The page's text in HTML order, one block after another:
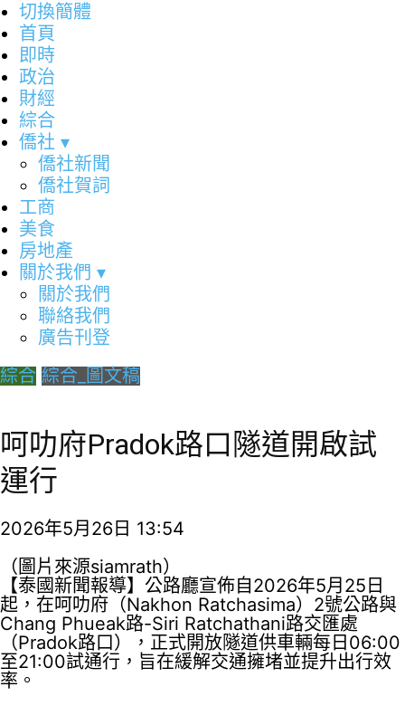
切換簡體
首頁
即時
政治
財經
綜合
僑社 ▾
僑社新聞
僑社賀詞
工商
美食
房地產
關於我們 ▾
關於我們
聯絡我們
廣告刊登
綜合 綜合_圖文稿
呵叻府Pradok路口隧道開啟試
運行
2026年5月26日 13:54
（圖片來源siamrath）
【泰國新聞報導】公路廳宣佈自2026年5月25日
起，在呵叻府（Nakhon Ratchasima）2號公路與
Chang Phueak路-Siri Ratchathani路交匯處
（Pradok路口），正式開放隧道供車輛每日06:00
至21:00試通行，旨在緩解交通擁堵並提升出行效
率。